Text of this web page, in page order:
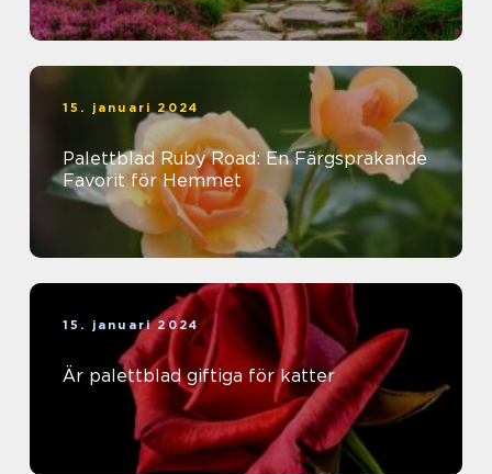
15. januari 2024
Palettblad Ruby Road: En Färgsprakande
Favorit för Hemmet
15. januari 2024
Är palettblad giftiga för katter